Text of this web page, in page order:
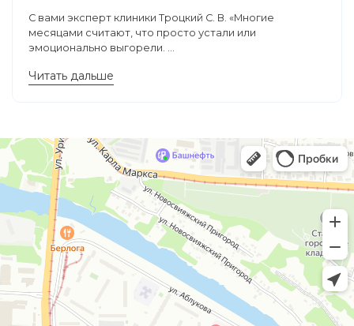
С вами эксперт клиники Троцкий С. В. «Многие
месяцами считают, что просто устали или
эмоционально выгорели. ...
Читать дальше